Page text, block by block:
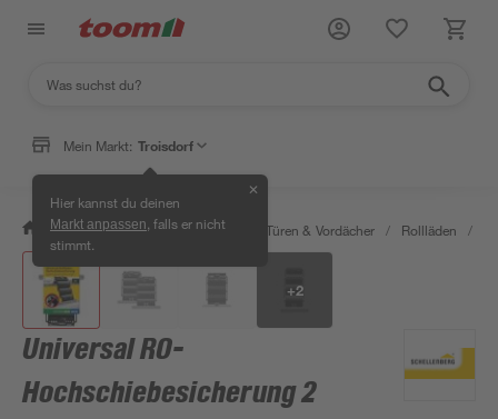
Mein Markt: Troisdorf
Hier kannst du deinen
Markt anpassen , falls er nicht
stimmt.
✕
/ Bauen & Renovieren / Fenster, Türen & Vordächer / Rollläden /
+2
Universal RO-
Hochschiebesicherung 2